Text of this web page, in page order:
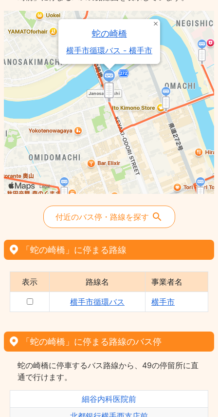
蛇の崎橋
横手市循環バス - 横手市
付近のバス停・路線を探す
「蛇の崎橋」に停まる路線
表示 路線名 事業者名
横手市循環バス 横手市
「蛇の崎橋」に停まる路線のバス停
蛇の崎橋に停車するバス路線から、49の停留所に直
通で行けます。
細谷内科医院前